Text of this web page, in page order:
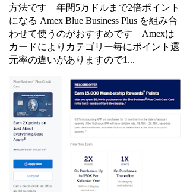
方法です 年間5万ドルまで2倍ポイント
になる Amex Blue Business Plus を組み合
わせて使うのがおすすめです Amexは
カードによりカテゴリー毎にポイント還
元率の違いがありますので1...